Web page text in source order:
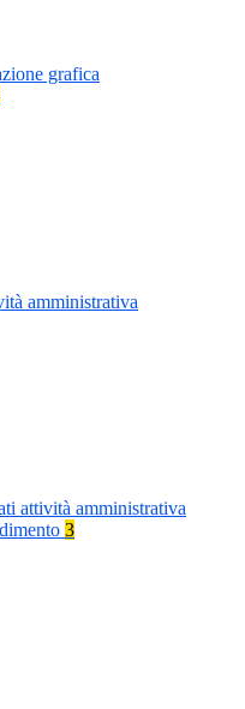
grafica
amministrativa
attività amministrativa
3